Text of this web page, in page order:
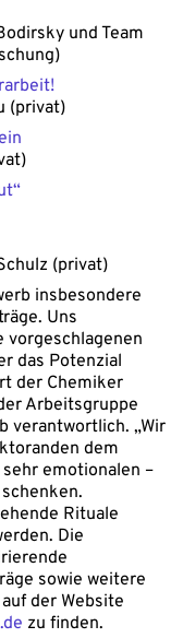
und Team
(privat)
(privat)
insbesondere
Uns
vorgeschlagenen
das Potenzial
der Chemiker
Arbeitsgruppe
verantwortlich. „Wir
dem
emotionalen –
Rituale
Die
sowie weitere
der Website
zu finden.